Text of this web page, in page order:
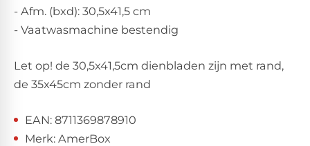
- Afm. (bxd): 30,5x41,5 cm
- Vaatwasmachine bestendig
Let op! de 30,5x41,5cm dienbladen zijn met rand,
de 35x45cm zonder rand
EAN: 8711369878910
Merk: AmerBox